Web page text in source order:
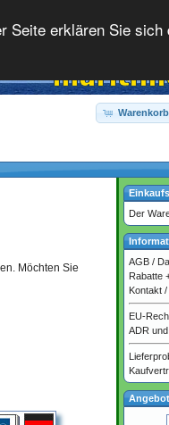
Seite erklären Sie sich
Warenkorb
Möchten Sie
Der
AGB /
Rabatte
Kontakt /
EU-
ADR